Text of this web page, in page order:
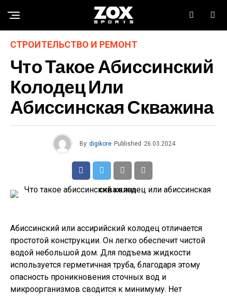
СТРОИТЕЛЬСТВО И РЕМОНТ
Что Такое Абиссинский
Колодец Или
Абиссинская Скважина
By digikore Published 26.03.2024
Абиссинский или ассирийский колодец отличается
простотой конструкции. Он легко обеспечит чистой
водой небольшой дом. Для подъема жидкости
используется герметичная труба, благодаря этому
опасность проникновения сточных вод и
микроорганизмов сводится к минимуму. Нет